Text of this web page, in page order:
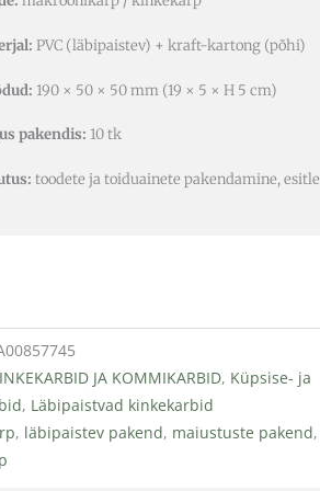
PVC (läbipaistev) + kraft-kartong (põhi)
190 × 50 × 50 mm (19 × 5 × H 5 cm)
pakendis: 10 tk
toodete ja toiduainete pakendamine,
JA KOMMIKARBID, Küpsise- ja
, Läbipaistvad kinkekarbid
, läbipaistev pakend, maiustuste pakend,